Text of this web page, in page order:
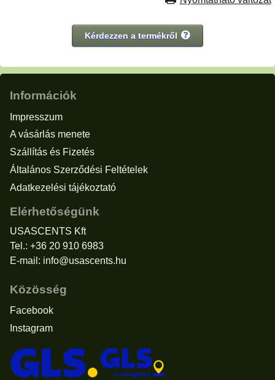
Kérdezzen a termékről
Információk
Impresszum
A vásárlás menete
Szállítás és Fizetés
Általános Szerződési Feltételek
Adatkezelési tájékoztató
Elérhetőségünk
USASCENTS Kft
Tel.: +36 20 910 6983
E-mail: info@usascents.hu
Közösség
Facebook
Instagram